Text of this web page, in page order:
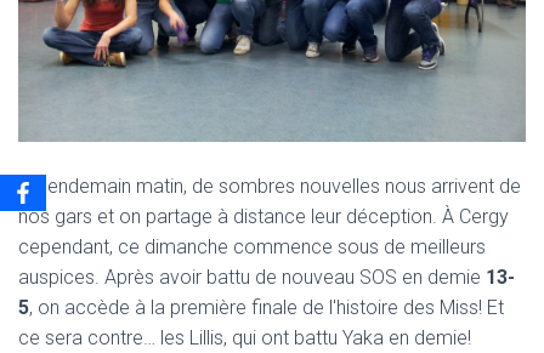
Le lendemain matin, de sombres nouvelles nous arrivent de
nos gars et on partage à distance leur déception. À Cergy
cependant, ce dimanche commence sous de meilleurs
auspices. Après avoir battu de nouveau SOS en demie 13-
5, on accède à la première finale de l'histoire des Miss! Et
ce sera contre… les Lillis, qui ont battu Yaka en demie!